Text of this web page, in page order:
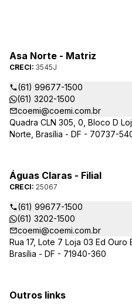
Asa Norte - Matriz
CRECI: 3545J
(61) 99677-1500
(61) 3202-1500
coemi@coemi.com.br
Quadra CLN 305, 0, Bloco D
Norte, Brasília - DF - 70737-
Águas Claras - Filial
CRECI: 25067
(61) 99677-1500
(61) 3202-1500
coemi@coemi.com.br
Rua 17, Lote 7 Loja 03 Ed Ouro
Brasília - DF - 71940-360
Outros links